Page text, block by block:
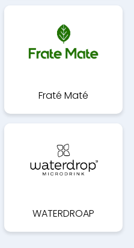
Fraté Maté
WATERDROAP